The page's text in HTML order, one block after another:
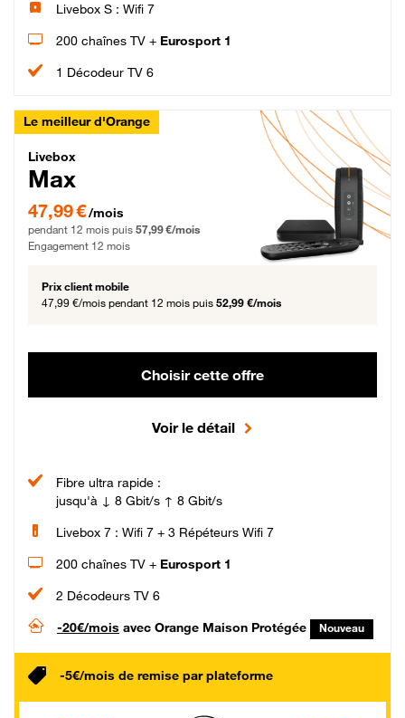
Livebox S : Wifi 7
200 chaînes TV + Eurosport 1
1 Décodeur TV 6
Le meilleur d'Orange
Livebox Max Fibre
Livebox
Max
47,99 € par mois pendant 12 mois puis 57,99 € par mois, Engagement 12 mois
47,99 €/mois
pendant 12 mois puis 57,99 €/mois
Engagement 12 mois
Prix client mobile
47,99 €/mois pendant 12 mois puis 52,99 €/mois
Choisir cette offre
Voir le détail
Fibre ultra rapide :
jusqu'à ↓ 8 Gbit/s ↑ 8 Gbit/s
Livebox 7 : Wifi 7 + 3 Répéteurs Wifi 7
200 chaînes TV + Eurosport 1
2 Décodeurs TV 6
-20€/mois avec Orange Maison Protégée Nouveau
-5€/mois de remise par plateforme